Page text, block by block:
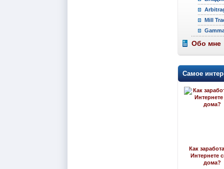
Mill
Обо мне
Самое
Как
Интернете
дома?